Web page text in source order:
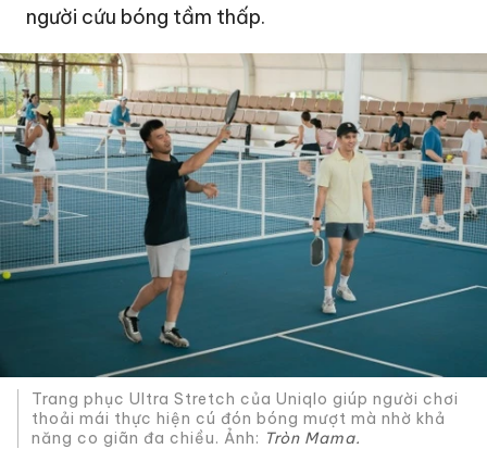
người cứu bóng tầm thấp.
Trang phục Ultra Stretch của Uniqlo giúp người chơi
thoải mái thực hiện cú đón bóng mượt mà nhờ khả
năng co giãn đa chiều. Ảnh: Tròn Mama.